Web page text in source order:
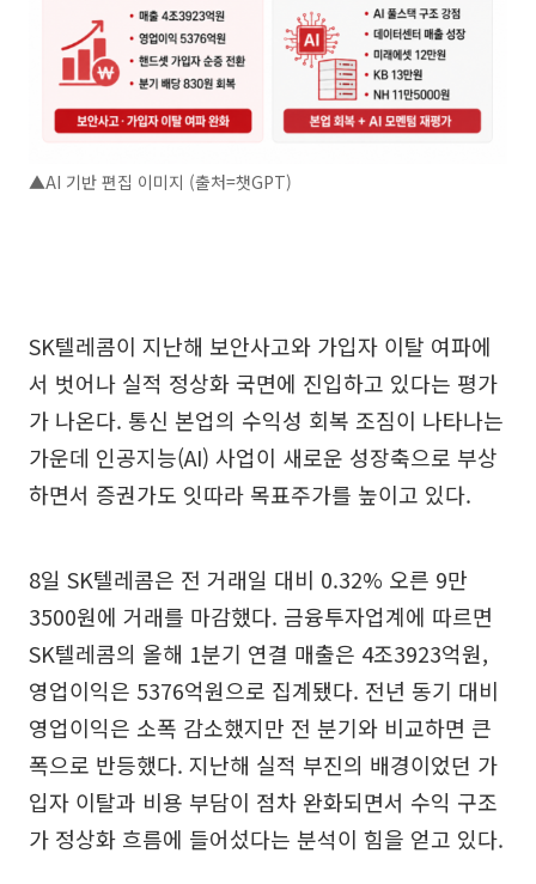
▲AI 기반 편집 이미지 (출처=챗GPT)
SK텔레콤이 지난해 보안사고와 가입자 이탈 여파에
서 벗어나 실적 정상화 국면에 진입하고 있다는 평가
가 나온다. 통신 본업의 수익성 회복 조짐이 나타나는
가운데 인공지능(AI) 사업이 새로운 성장축으로 부상
하면서 증권가도 잇따라 목표주가를 높이고 있다.
8일 SK텔레콤은 전 거래일 대비 0.32% 오른 9만
3500원에 거래를 마감했다. 금융투자업계에 따르면
SK텔레콤의 올해 1분기 연결 매출은 4조3923억원,
영업이익은 5376억원으로 집계됐다. 전년 동기 대비
영업이익은 소폭 감소했지만 전 분기와 비교하면 큰
폭으로 반등했다. 지난해 실적 부진의 배경이었던 가
입자 이탈과 비용 부담이 점차 완화되면서 수익 구조
가 정상화 흐름에 들어섰다는 분석이 힘을 얻고 있다.